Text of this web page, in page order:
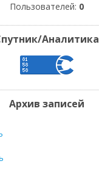
Пользователей: 0
Аналитика
Архив записей